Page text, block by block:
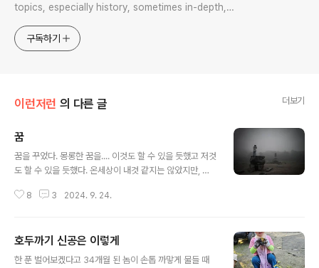
topics, especially history, sometimes in-depth,
approach will be to resist any common sense or
generalized viewpoint
구독하기
이런저런 의 다른 글 더보기
꿈
꿈을 꾸었다. 몽롱한 꿈을.... 이것도 할 수 있을 듯했고 저것
도 할 수 있을 듯했다. 온세상이 내것 같지는 않았지만, 어
언제나 비극인 까닭은 항상 꿈이었기 때문이다. (2016년
8 3 2024. 9. 24.
호두까기 신공은 이렇게
한 푼 벌어보겠다고 34개월 된 놈이 손톱 까맣게 물들 때